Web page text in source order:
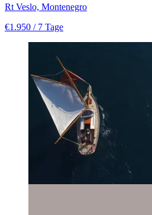
Rt Veslo, Montenegro
€1.950 / 7 Tage